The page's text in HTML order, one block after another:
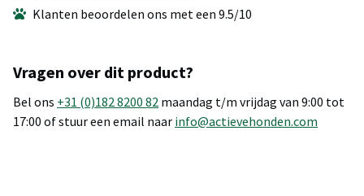
Klanten beoordelen ons met een 9.5/10
Vragen over dit product?
Bel ons +31 (0)182 8200 82 maandag t/m vrijdag van 9:00 tot
17:00 of stuur een email naar info@actievehonden.com